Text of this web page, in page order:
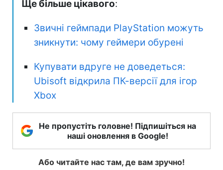
Ще більше цікавого:
Звичні геймпади PlayStation можуть
зникнути: чому геймери обурені
Купувати вдруге не доведеться:
Ubisoft відкрила ПК-версії для ігор
Xbox
Не пропустіть головне! Підпишіться на
наші оновлення в Google!
Або читайте нас там, де вам зручно!